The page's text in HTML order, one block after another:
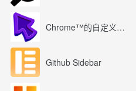
Chrome™的自定义光标
Github Sidebar